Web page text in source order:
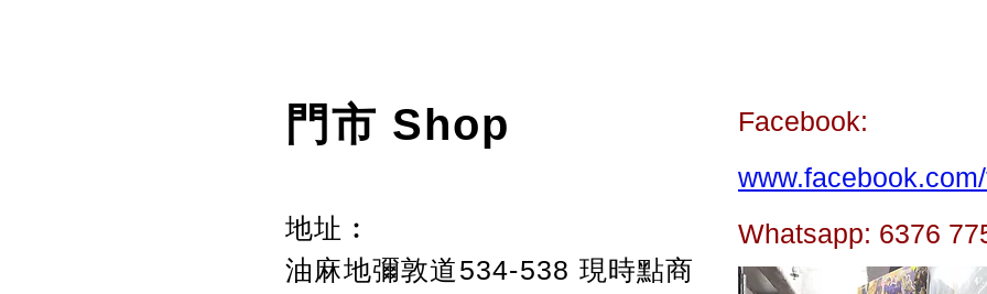
門市 Shop
地址︰
油麻地彌敦道534-538 現時點商
Facebook:
Whatsapp: 6376